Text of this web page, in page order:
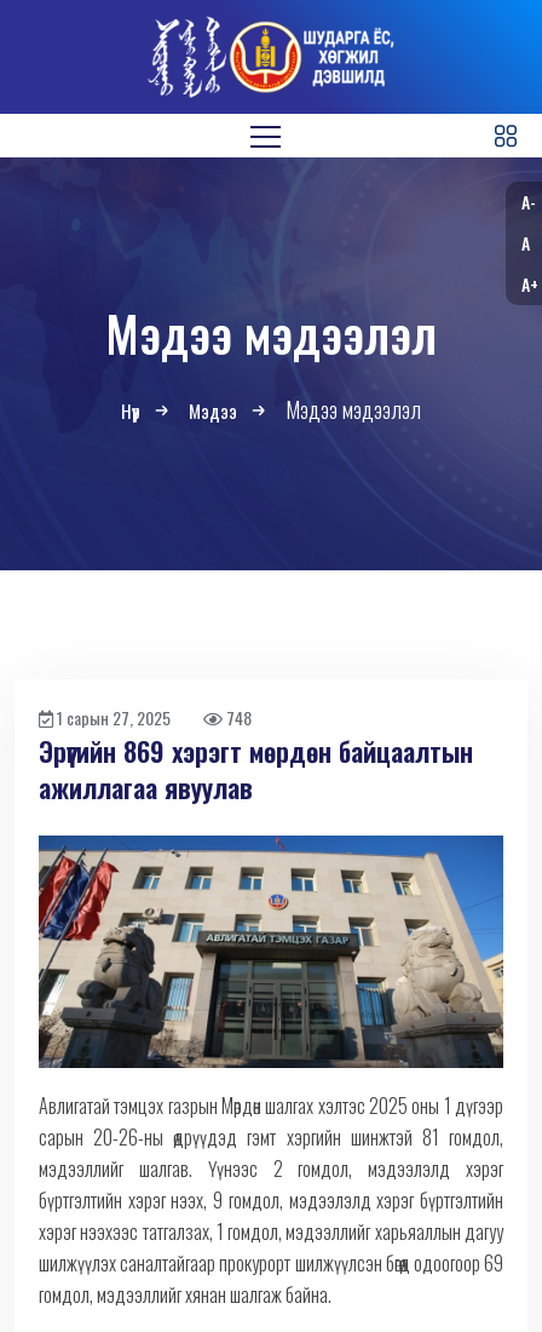
Мэдээ мэдээлэл
Нүүр Мэдээ Мэдээ мэдээлэл
1 сарын 27, 2025 748
Эрүүгийн 869 хэрэгт мөрдөн байцаалтын
ажиллагаа явуулав
Авлигатай тэмцэх газрын Мөрдөн шалгах хэлтэс 2025 оны 1 дүгээр
сарын 20-26-ны өдрүүдэд гэмт хэргийн шинжтэй 81 гомдол,
мэдээллийг шалгав. Үүнээс 2 гомдол, мэдээлэлд хэрэг
бүртгэлтийн хэрэг нээх, 9 гомдол, мэдээлэлд хэрэг бүртгэлтийн
хэрэг нээхээс татгалзах, 1 гомдол, мэдээллийг харьяаллын дагуу
шилжүүлэх саналтайгаар прокурорт шилжүүлсэн бөгөөд одоогоор 69
гомдол, мэдээллийг хянан шалгаж байна.
A-
A
A+